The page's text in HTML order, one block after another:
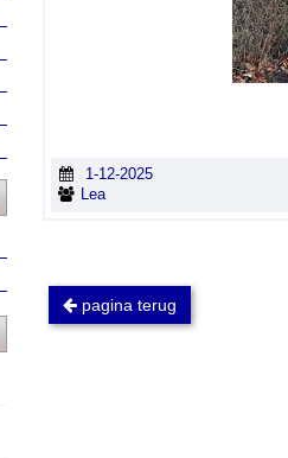
1-12-2025
Lea
pagina terug